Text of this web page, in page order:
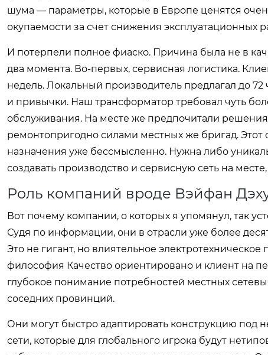
шума — параметры, которые в Европе ценятся
окупаемости за счет снижения эксплуатационных
И потерпели полное фиаско. Причина была не в
два момента. Во-первых, сервисная логистика.
недель. Локальный производитель предлагал до
и привычки. Наш трансформатор требовал чуть
обслуживания. На месте же предпочитали
ремонтопригодно силами местных же бригад. Этот
назначения уже бессмысленно. Нужна либо
создавать производство и сервисную сеть на
Роль компаний вроде Вэйфан
Вот почему компании, о которых я упомянул, так
Судя по информации, они в отрасли уже более
Это не гигант, но влиятельное
философия Качество ориентировано и клиент на
глубокое понимание потребностей местных
соседних провинций.
Они могут быстро адаптировать конструкцию
сети, которые для глобального игрока будут